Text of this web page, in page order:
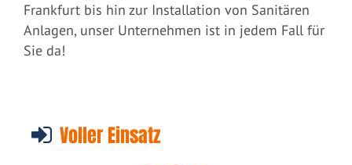
Frankfurt bis hin zur Installation von Sanitären
Anlagen, unser Unternehmen ist in jedem Fall für
Sie da!
Voller Einsatz